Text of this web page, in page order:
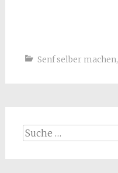
Senf selber machen,
Suche